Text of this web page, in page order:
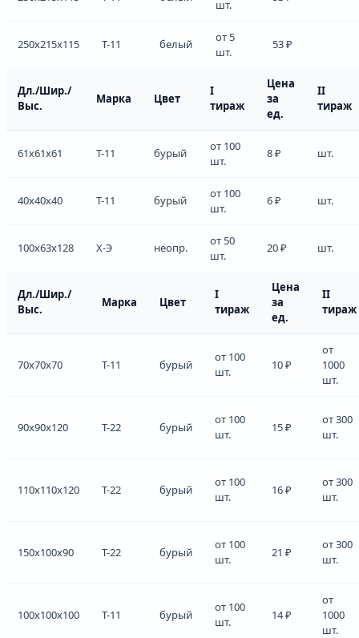
шт.
250x215x115 Т-11 белый
от 5
шт.
53 ₽
Дл./Шир./
Выс.
Марка Цвет
I
тираж
Цена
за
ед.
II
тираж
61x61x61 Т-11 бурый
от 100
шт.
8 ₽ шт.
40x40x40 Т-11 бурый
от 100
шт.
6 ₽ шт.
100x63x128 Х-Э неопр.
от 50
шт.
20 ₽ шт.
Дл./Шир./
Выс.
Марка Цвет
I
тираж
Цена
за
ед.
II
тираж
70x70x70 Т-11 бурый
от 100
шт.
10 ₽
от
1000
шт.
90x90x120 Т-22 бурый
от 100
шт.
15 ₽
от 300
шт.
110x110x120 Т-22 бурый
от 100
шт.
16 ₽
от 300
шт.
150x100x90 Т-22 бурый
от 100
шт.
21 ₽
от 300
шт.
100x100x100 Т-11 бурый
от 100
шт.
14 ₽
от
1000
шт.